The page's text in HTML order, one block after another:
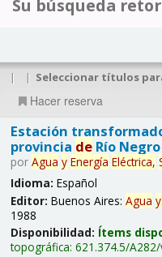
Su búsqueda
| | Seleccionar títulos
Hacer reserva
Estación
provincia deRío Negro
por Agua y Energía Eléctrica,
Idioma: Español
Editor: Buenos Aires: Agua y
1988
Disponibilidad: Ítems
topográfica: 621.374.5/A282/